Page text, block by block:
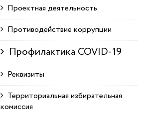
Проектная деятельность
Противодействие коррупции
Профилактика COVID-19
Реквизиты
Территориальная избирательная
комиссия